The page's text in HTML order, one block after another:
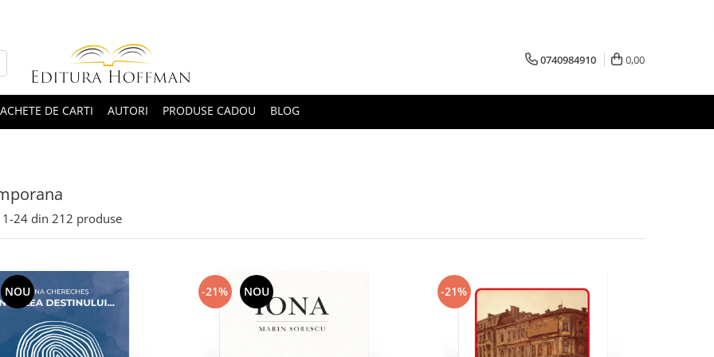
0740984910 0,00
DE CARTI AUTORI PRODUSE CADOU BLOG
1-24 din 212 produse
NOU -21% NOU -21%